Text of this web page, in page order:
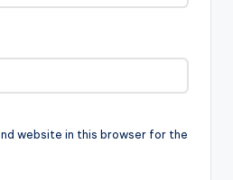
website in this browser for the